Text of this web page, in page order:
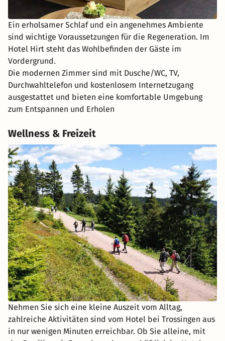
Ein erholsamer Schlaf und ein angenehmes Ambiente
sind wichtige Voraussetzungen für die Regeneration. Im
Hotel Hirt steht das Wohlbefinden der Gäste im
Vordergrund.
Die modernen Zimmer sind mit Dusche/WC, TV,
Durchwahltelefon und kostenlosem Internetzugang
ausgestattet und bieten eine komfortable Umgebung
zum Entspannen und Erholen
Wellness & Freizeit
Nehmen Sie sich eine kleine Auszeit vom Alltag,
zahlreiche Aktivitäten sind vom Hotel bei Trossingen aus
in nur wenigen Minuten erreichbar. Ob Sie alleine, mit